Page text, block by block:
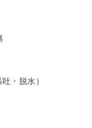
・脱水）